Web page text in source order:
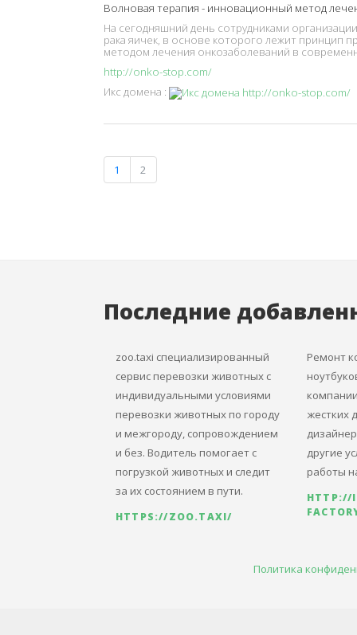
Волновая терапия - инновационный метод
На сегодняшний день сотрудниками
рака яичек, в основе которого лежит
методом лечения онкозаболеваний в
http://onko-stop.com/
Икс домена :
1 2
Последние
zoo.taxi специализированный
сервис перевозки животных с
индивидуальными условиями
перевозки животных по городу
и межгороду, сопровождением
и без. Водитель помогает с
погрузкой животных и следит
за их состоянием в пути.
HTTPS://ZOO.TAXI/
Ремонт
жестких
другие
работы
HTTP://
Политика